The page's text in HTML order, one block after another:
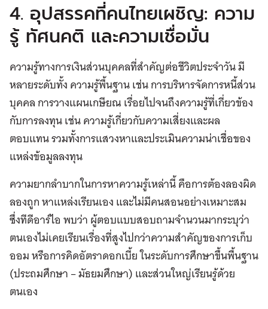
4. อุปสรรคที่คนไทยเผชิญ: ความ
รู้ ทัศนคติ และความเชื่อมั่น
ความรู้ทางการเงินส่วนบุคคลที่สำคัญต่อชีวิตประจำวัน มี
หลายระดับทั้ง ความรู้พื้นฐาน เช่น การบริหารจัดการหนี้ส่วน
บุคคล การวางแผนเกษียณ เรื่อยไปจนถึงความรู้ที่เกี่ยวข้อง
กับการลงทุน เช่น ความรู้เกี่ยวกับความเสี่ยงและผล
ตอบแทน รวมทั้งการแสวงหาและประเมินความน่าเชื่อของ
แหล่งข้อมูลลงทุน
ความยากลำบากในการหาความรู้เหล่านี้ คือการต้องลองผิด
ลองถูก หาแหล่งเรียนเอง และไม่มีคนสอนอย่างเหมาะสม
ซึ่งทีดีอาร์ไอ พบว่า ผู้ตอบแบบสอบถามจำนวนมากระบุว่า
ตนเองไม่เคยเรียนเรื่องที่สูงไปกว่าความสำคัญของการเก็บ
ออม หรือการคิดอัตราดอกเบี้ย ในระดับการศึกษาขึ้นพื้นฐาน
(ประถมศึกษา – มัธยมศึกษา) และส่วนใหญ่เรียนรู้ด้วย
ตนเอง